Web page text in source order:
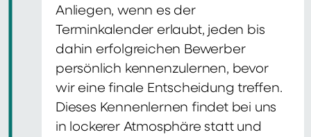
Anliegen, wenn es der
Terminkalender erlaubt, jeden bis
dahin erfolgreichen Bewerber
persönlich kennenzulernen, bevor
wir eine finale Entscheidung treffen.
Dieses Kennenlernen findet bei uns
in lockerer Atmosphäre statt und